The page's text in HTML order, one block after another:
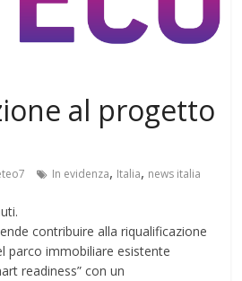
al progetto
In evidenza, Italia, news italia
contribuire alla riqualificazione
parco immobiliare esistente
readiness” con un